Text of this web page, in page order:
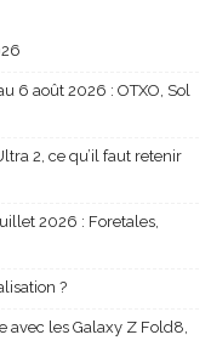
6 août 2026 : OTXO, Sol
2, ce qu’il faut retenir
2026 : Foretales,
?
les Galaxy Z Fold8,